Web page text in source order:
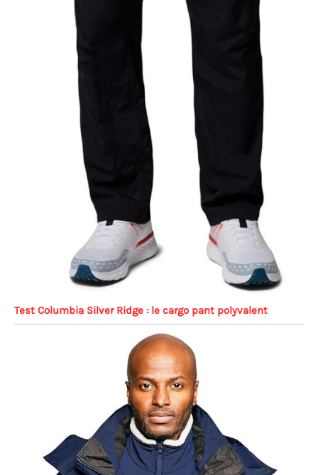
Test Columbia Silver Ridge : le cargo pant polyvalent